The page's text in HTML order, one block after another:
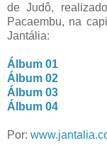
de Judô,
Pacaembu, na
Jantália:
Álbum 01
Álbum 02
Álbum 03
Álbum 04
Por: